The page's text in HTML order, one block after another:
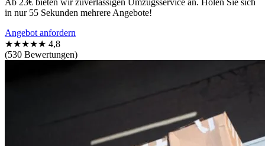
in nur 55 Sekunden mehrere Angebote!
Angebot anfordern
★★★★★ 4,8
(530 Bewertungen)